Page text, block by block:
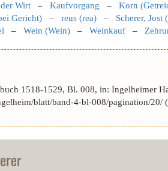
Wirt – Kaufvorgang – Korn
Gericht) – reus (rea) – Scherer, Jost
– Wein (Wein) – Weinkauf –
1518-1529, Bl. 008, in: Ingelheimer
blatt/band-4-bl-008/pagination/20/